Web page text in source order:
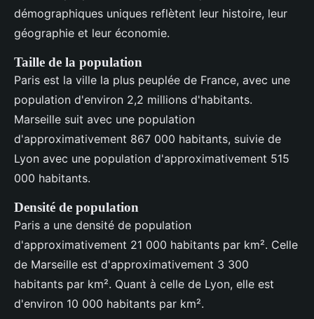
démographiques uniques reflètent leur histoire, leur
géographie et leur économie.
Taille de la population
Paris est la ville la plus peuplée de France, avec une
population d'environ 2,2 millions d'habitants.
Marseille suit avec une population
d'approximativement 867 000 habitants, suivie de
Lyon avec une population d'approximativement 515
000 habitants.
Densité de population
Paris a une densité de population
d'approximativement 21 000 habitants par km². Celle
de Marseille est d'approximativement 3 300
habitants par km². Quant à celle de Lyon, elle est
d'environ 10 000 habitants par km².